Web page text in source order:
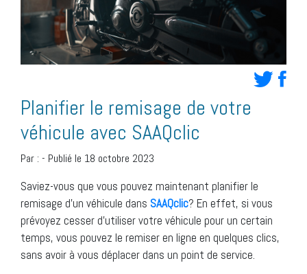
Planifier le remisage de votre
véhicule avec SAAQclic
Par : - Publié le 18 octobre 2023
Saviez-vous que vous pouvez maintenant planifier le
remisage d’un véhicule dans SAAQclic? En effet, si vous
prévoyez cesser d’utiliser votre véhicule pour un certain
temps, vous pouvez le remiser en ligne en quelques clics,
sans avoir à vous déplacer dans un point de service.